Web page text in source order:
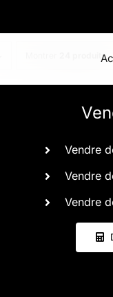
24 produits
Vendre
Vendre
Vendre